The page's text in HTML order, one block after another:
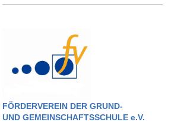
FÖRDERVEREIN DER GRUND-
UND GEMEINSCHAFTSSCHULE e.V.